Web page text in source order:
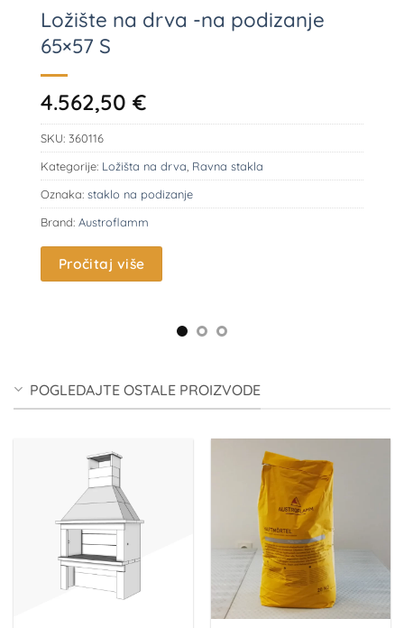
Ložište na drva -na podizanje
65×57 S
4.562,50 €
SKU: 360116
Kategorije: Ložišta na drva Ravna stakla
Oznaka: staklo na podizanje
Brand: Austroflamm
Pročitaj više
POGLEDAJTE OSTALE PROIZVODE